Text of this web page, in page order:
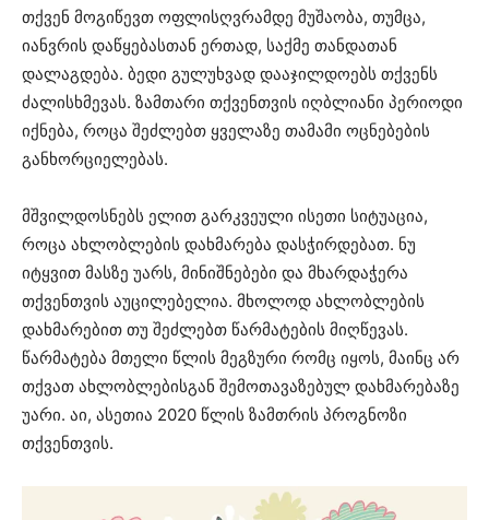
თქვენ მოგიწევთ ოფლისღვრამდე მუშაობა, თუმცა,
იანვრის დაწყებასთან ერთად, საქმე თანდათან
დალაგდება. ბედი გულუხვად დააჯილდოებს თქვენს
ძალისხმევას. ზამთარი თქვენთვის იღბლიანი პერიოდი
იქნება, როცა შეძლებთ ყველაზე თამამი ოცნებების
განხორციელებას.
მშვილდოსნებს ელით გარკვეული ისეთი სიტუაცია,
როცა ახლობლების დახმარება დასჭირდებათ. ნუ
იტყვით მასზე უარს, მინიშნებები და მხარდაჭერა
თქვენთვის აუცილებელია. მხოლოდ ახლობლების
დახმარებით თუ შეძლებთ წარმატების მიღწევას.
წარმატება მთელი წლის მეგზური რომც იყოს, მაინც არ
თქვათ ახლობლებისგან შემოთავაზებულ დახმარებაზე
უარი. აი, ასეთია 2020 წლის ზამთრის პროგნოზი
თქვენთვის.